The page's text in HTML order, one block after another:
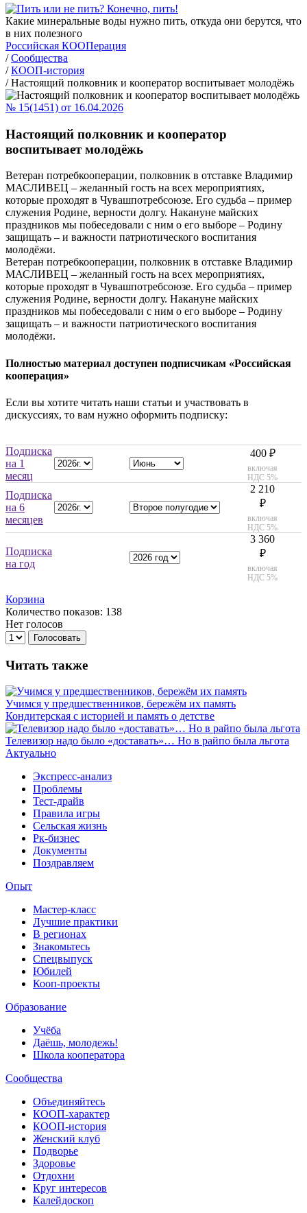
Какие минеральные воды нужно пить, откуда они берутся, что
в них полезного
Российская КООПерация
/ Сообщества
/ КООП-история
/ Настоящий полковник и кооператор воспитывает молодёжь
№ 15(1451) от 16.04.2026
Настоящий полковник и кооператор
воспитывает молодёжь
Ветеран потребкооперации, полковник в отставке Владимир
МАСЛИВЕЦ – желанный гость на всех мероприятиях,
которые проходят в Чувашпотребсоюзе. Его судьба – пример
служения Родине, верности долгу. Накануне майских
праздников мы побеседовали с ним о его выборе – Родину
защищать – и важности патриотического воспитания
молодёжи.
Ветеран потребкооперации, полковник в отставке Владимир
МАСЛИВЕЦ – желанный гость на всех мероприятиях,
которые проходят в Чувашпотребсоюзе. Его судьба – пример
служения Родине, верности долгу. Накануне майских
праздников мы побеседовали с ним о его выборе – Родину
защищать – и важности патриотического воспитания
молодёжи.
Полностью материал доступен подписчикам «Российская
кооперация»
Если вы хотите читать наши статьи и участвовать в
дискуссиях, то вам нужно оформить подписку:
Подписка
на 1
месяц
400 ₽
включая
НДС 5%
Подписка
на 6
месяцев
2 210
₽
включая
НДС 5%
Подписка
на год
3 360
₽
включая
НДС 5%
Корзина
Количество показов: 138
Нет голосов
Голосовать
Читать также
Учимся у предшественников, бережём их память
Кондитерская с историей и память о детстве
Телевизор надо было «доставать»… Но в райпо была льгота
Актуально
Экспресс-анализ
Проблемы
Тест-драйв
Правила игры
Сельская жизнь
Рк-бизнес
Документы
Поздравляем
Опыт
Мастер-класс
Лучшие практики
В регионах
Знакомьтесь
Спецвыпуск
Юбилей
Кооп-проекты
Образование
Учёба
Даёшь, молодежь!
Школа кооператора
Сообщества
Объединяйтесь
КООП-характер
КООП-история
Женский клуб
Подворье
Здоровье
Отдохни
Круг интересов
Калейдоскоп